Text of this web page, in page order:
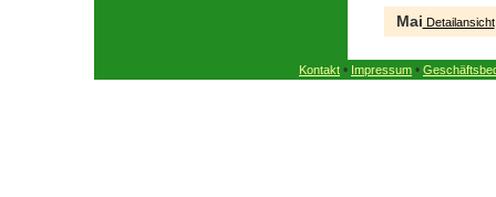
Mai Detailansicht
Kontakt • Impressum •